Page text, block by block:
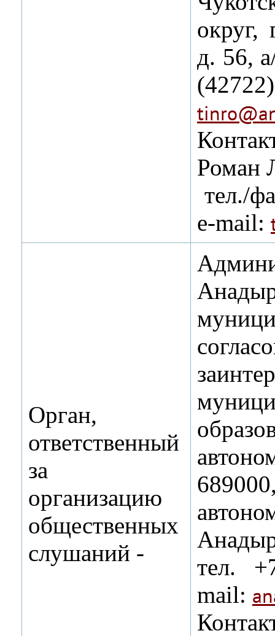
округ,
д. 56,
Роман
тел./
e-mail:
Орган,
ответственный
за
организацию
общественных
слушаний ‑
тел.
mail: